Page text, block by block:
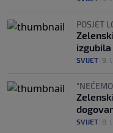
POSJET
SVIJET 9.
SVIJET 8.